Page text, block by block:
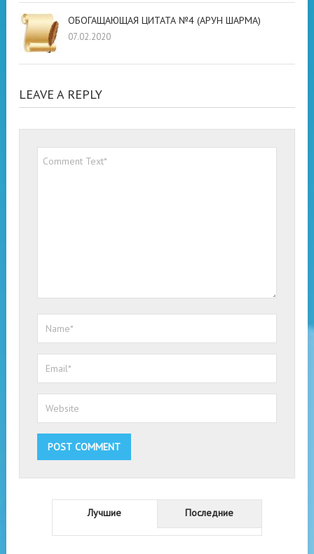
ОБОГАЩАЮЩАЯ ЦИТАТА №4 (АРУН ШАРМА)
07.02.2020
LEAVE A REPLY
Лучшие Последние